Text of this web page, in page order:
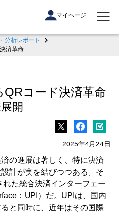
マイページ
分析レポート
済革命
コード決済革命
開
2025年4月24日
の進展は著しく、特に決済
計が実を結びつつある。そ
た統合決済インターフェー
：UPI）だ。UPIは、国内
と同時に、近年はその国際